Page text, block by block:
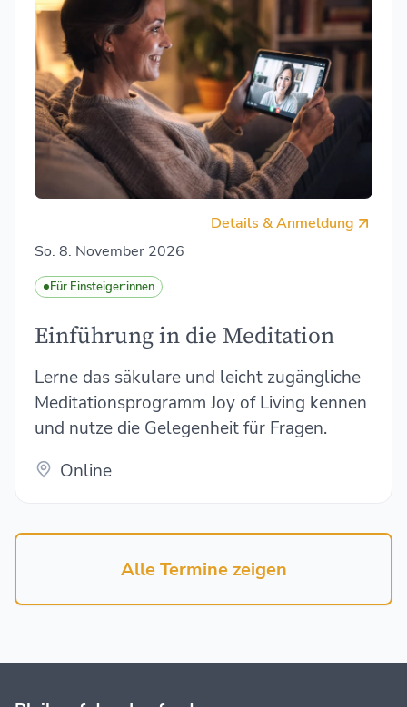
So. 8. November 2026
Details & Anmeldung
Für Einsteiger:innen
Einführung in die Meditation
Lerne das säkulare und leicht zugängliche
Meditationsprogramm Joy of Living kennen
und nutze die Gelegenheit für Fragen.
Online
Alle Termine zeigen